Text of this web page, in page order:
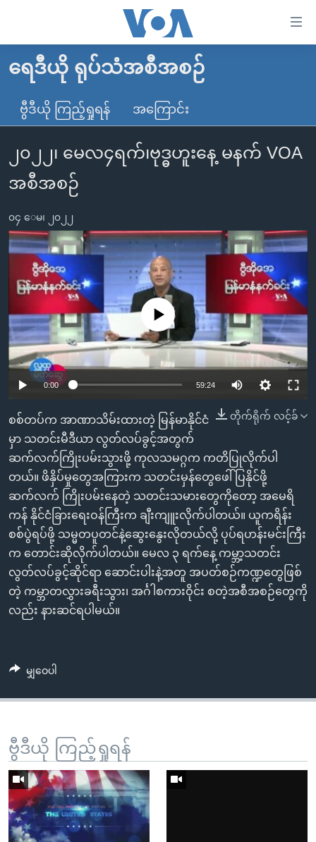
လွယ်ကူ
သည့်
များ
ပင်မ
သို့
ကျော်
ပင်မ
အ
ညွန်း
စာမျက်နှာ
ကြည့်
ရန်
ရှာဖွေ
ရန်
နေရာ
သို့
ကျော်
ရန်
မူလစာမျက်နှာ
မြန်မာ
ကမ္ဘာ့သတင်းများ
နိုင်ငံတကာ
အမေရိကန်
အစ္စရေး-ပါလက်စတိုင်း
ဗွီဒီယို
သတင်းလွတ်လပ်ခွင့်
ရပ်ဝန်းတခု လမ်းတခု အလွန်
အင်္ဂလိပ်စာလေ့လာမယ်
အမေရိကန်သုံးအီဒီယံ
မကြေးမုံရဲ့ အင်္ဂလိပ်စာ
ရုပ်ရှင်ထဲက အင်္ဂလိပ်စာ
သုတပဒေသာ အင်္ဂလိပ်စာ
အပတ်စဉ်ကဏ္ဍများ
ရေဒီယို
ရေဒီယိုနှင့်ရုပ်သံ အချက်အလက်များ
ရေဒီယို/တီဗွီအစီအစဉ်
Learning English
ဗွီအိုအေ လူမှုကွန်ယက်များ
ဘာသာစကားများ
ရေဒီယို ရုပ်သံအစီအစဉ်
ဗွီဒီယို ကြည့်ရှုရန် အကြောင်း
၂၀၂၂၊ မေလ၄ရက်၊ဗုဒ္ဓဟူးနေ့ မနက် VOA
အစီအစဉ်
၀၄ ေမ၊ ၂၀၂၂
No media source currently available
0:00 59:24
တိုက်ရိုက် လင့်ခ်
စစ်တပ်က အာဏာသိမ်းထားတဲ့ မြန်မာနိုင်ငံ
မှာ သတင်းမီဒီယာ လွတ်လပ်ခွင့်အတွက်
ဆက်လက်ကြိုးပမ်းသွားဖို့ ကုလသမဂ္ဂက ကတိပြုလိုက်ပါ
တယ်။ ဖိနှိပ်မှုတွေအကြားက သတင်းမှန်တွေဖေါ်ပြနိုင်ဖို့
ဆက်လက် ကြိုးပမ်းနေတဲ့ သတင်းသမားတွေကိုတော့ အမေရိ
ကန် နိုင်ငံခြားရေးဝန်ကြီးက ချီးကျူးလိုက်ပါတယ်။ ယူကရိန်း
စစ်ပွဲရပ်ဖို့ သမ္မတပူတင်နဲ့ဆွေးနွေးလိုတယ်လို့ ပုပ်ရဟန်းမင်းကြီး
က တောင်းဆိုလိုက်ပါတယ်။ မေလ ၃ ရက်နေ့ ကမ္ဘာ့သတင်း
လွတ်လပ်ခွင့်ဆိုင်ရာ ဆောင်းပါးနဲ့အတူ အပတ်စဉ်ကဏ္ဍတွေဖြစ်
တဲ့ ကမ္ဘာတလွှားခရီးသွား၊ အင်္ဂါစကားဝိုင်း စတဲ့အစီအစဉ်တွေကို
လည်း နားဆင်ရပါမယ်။
မျှဝေပါ
ဗွီဒီယို ကြည့်ရှုရန်